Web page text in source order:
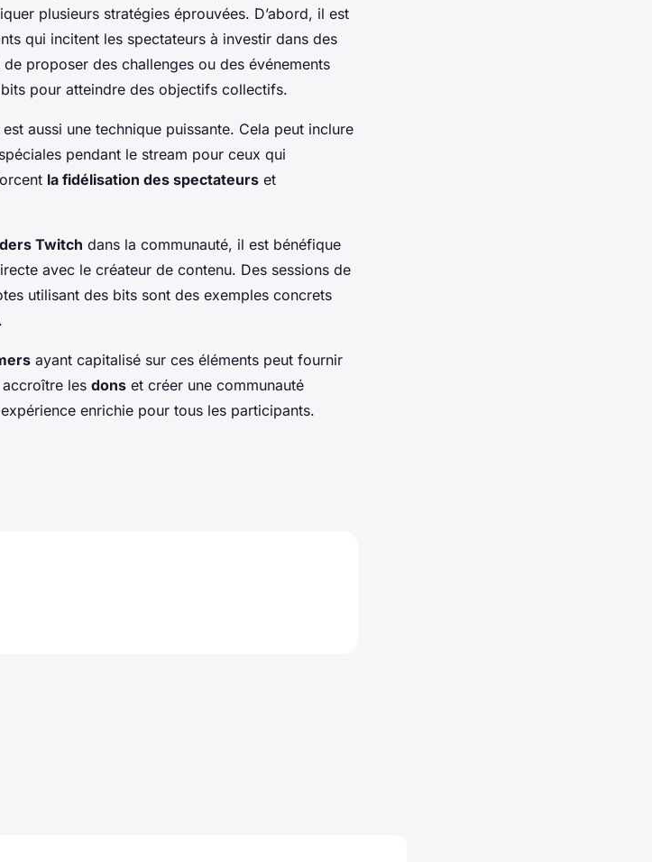
plusieurs stratégies éprouvées. D’abord, il est
qui incitent les spectateurs à investir dans des
proposer des challenges ou des événements
pour atteindre des objectifs collectifs.
est aussi une technique puissante. Cela peut inclure
pendant le stream pour ceux qui
la fidélisation des spectateurs et
Twitch dans la communauté, il est bénéfique
avec le créateur de contenu. Des sessions de
utilisant des bits sont des exemples concrets
ayant capitalisé sur ces éléments peut fournir
les dons et créer une communauté
enrichie pour tous les participants.